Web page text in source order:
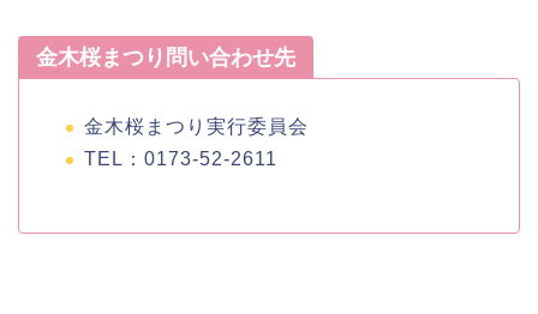
金木桜まつり問い合わせ先
金木桜まつり実行委員会
TEL：0173-52-2611